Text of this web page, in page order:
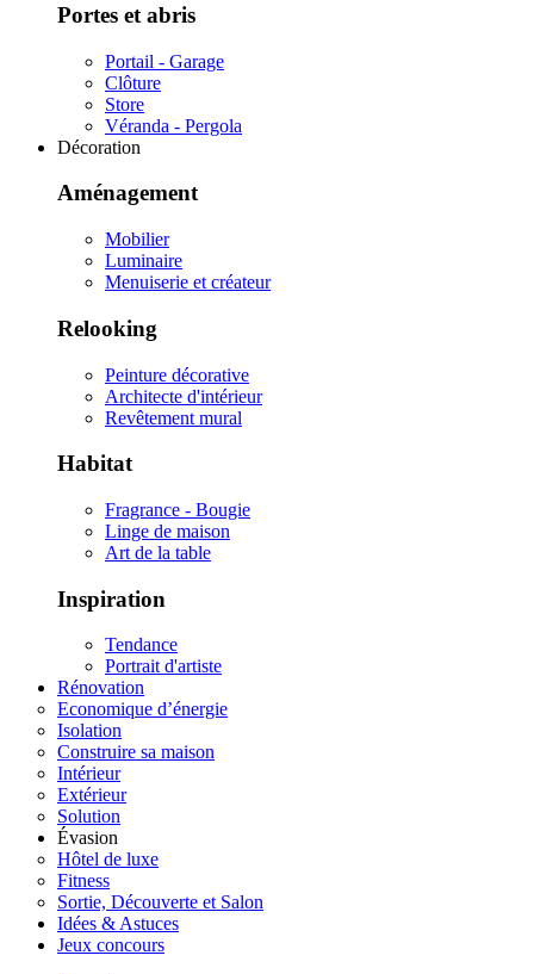
Portes et abris
Portail - Garage
Clôture
Store
Véranda - Pergola
Décoration
Aménagement
Mobilier
Luminaire
Menuiserie et créateur
Relooking
Peinture décorative
Architecte d'intérieur
Revêtement mural
Habitat
Fragrance - Bougie
Linge de maison
Art de la table
Inspiration
Tendance
Portrait d'artiste
Rénovation
Economique d’énergie
Isolation
Construire sa maison
Intérieur
Extérieur
Solution
Évasion
Hôtel de luxe
Fitness
Sortie, Découverte et Salon
Idées & Astuces
Jeux concours